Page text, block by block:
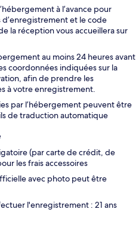
à l’avance pour
et le code
la réception vous accueillera sur
au moins 24 heures avant
coordonnées indiquées sur la
afin de prendre les
à votre enregistrement.
par l’hébergement peuvent être
de traduction automatique
(par carte de crédit, de
les frais accessoires
avec photo peut être
l'enregistrement : 21 ans